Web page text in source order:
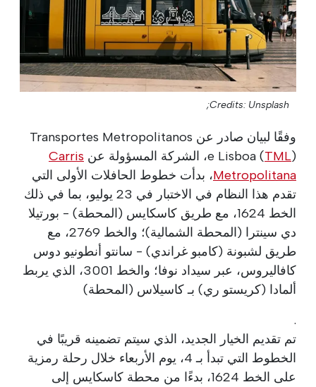
Credits: Unsplash;
وفقًا لبيان صادر عن Transportes Metropolitanos
e Lisboa (TML)، الشركة المسؤولة عن
Carris
Metropolitana، بدأت خطوط الحافلات الأولى التي
تقدم هذا النظام في الاختبار في 23 يوليو، بما في ذلك
الخط 1624، مع طريق كاسكايس (المحطة) - بورتيلا
دي سينترا (المحطة الشمالية)؛ والخط 2769، مع
طريق لشبونة (كامبو غراندي) - سانتو أنطونيو دوس
كافاليروس، عبر سيداد نوفا؛ والخط 3001، الذي يربط
ألمادا (كريستو ري) بـ كاسيلاس (المحطة)
.
تم تقديم الخيار الجديد، الذي سيتم تضمينه قريبًا في
الخطوط التي تبدأ بـ 4، يوم الأربعاء خلال رحلة رمزية
على الخط 1624، بدءًا من محطة كاسكايس إلى